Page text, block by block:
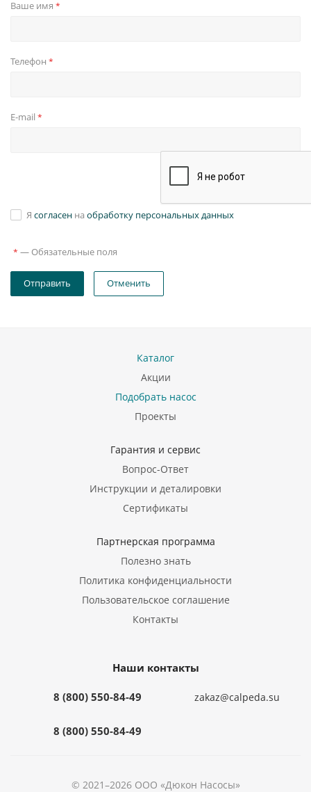
Ваше имя *
Телефон *
E-mail *
Я согласен на обработку персональных данных
* — Обязательные поля
Отправить Отменить
Каталог
Акции
Подобрать насос
Проекты
Гарантия и сервис
Вопрос-Ответ
Инструкции и деталировки
Сертификаты
Партнерская программа
Полезно знать
Политика конфиденциальности
Пользовательское соглашение
Контакты
Наши контакты
8 (800) 550-84-49
8 (800) 550-84-49
zakaz@calpeda.su
© 2021–2026 ООО «Дюкон Насосы»